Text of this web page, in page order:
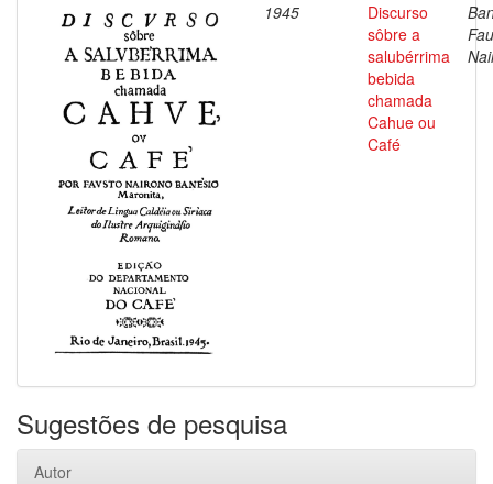
1945
Discurso
sôbre a
salubérrima
bebida
chamada
Cahue ou
Café
Sugestões de pesquisa
Autor